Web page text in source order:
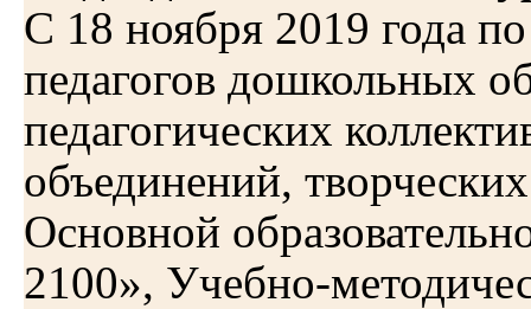
С 18 ноября 2019 года
педагогов дошкольных
педагогических
объединений,
Основной
2100», Учебно-